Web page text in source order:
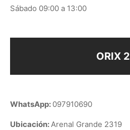
Sábado 09:00 a 13:00
ORIX 2
WhatsApp: 097910690
Ubicación:Arenal Grande 2319